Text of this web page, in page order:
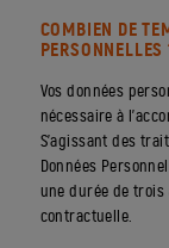
COMBIEN DE
PERSONNELLES
Vos données
nécessaire à
S’agissant des
Données
une durée de trois
contractuelle.